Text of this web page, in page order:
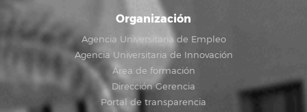
Organización
Agencia Universitaria de Empleo
Agencia Universitaria de Innovación
Área de formación
Dirección Gerencia
Portal de transparencia